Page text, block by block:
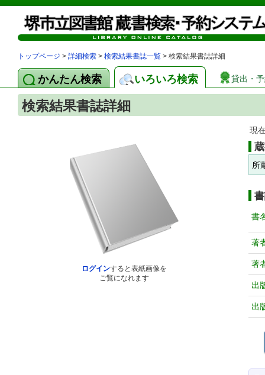
トップページ > 詳細検索 > 検索結果書誌一覧 > 検索結果書誌詳細
かんたん検索 いろいろ検索 貸出・
検索結果書誌詳細
ログインすると表紙画像を
ご覧になれます
現
所
書
著
著
出
出